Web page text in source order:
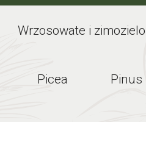
Wrzosowate i
Picea Pinus